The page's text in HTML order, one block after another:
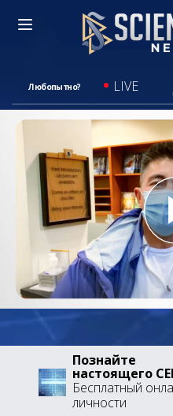
Любопытно? LIVE
Познайте
настоящего
Бесплатный
личности